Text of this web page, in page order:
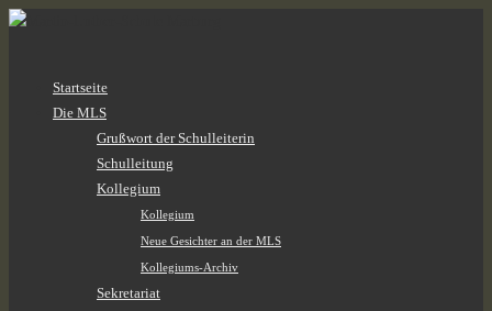
Startseite
Die MLS
Grußwort der Schulleiterin
Schulleitung
Kollegium
Kollegium
Neue Gesichter an der MLS
Kollegiums-Archiv
Sekretariat